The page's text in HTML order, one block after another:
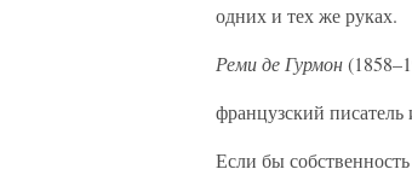
одних и тех же руках.
Реми де Гурмон
французский писатель
Если бы